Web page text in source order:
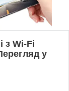
з Wi-Fi
у